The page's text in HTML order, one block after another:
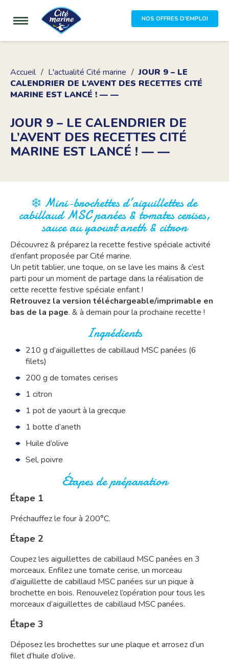
NOS OFFRES D'EMPLOI
Accueil L'actualité Cité marine
JOUR 9 – LE
CALENDRIER DE L’AVENT DES RECETTES CITÉ
MARINE EST LANCÉ ! — —
JOUR 9 – LE CALENDRIER DE
L’AVENT DES RECETTES CITÉ
MARINE EST LANCÉ ! — —
❄️ Mini-brochettes d’aiguillettes de
cabillaud MSC panées & tomates cerises,
sauce au yaourt aneth & citron
Découvrez & préparez la recette festive spéciale activité
d’enfant proposée par Cité marine.
Un petit tablier, une toque, on se lave les mains & c’est
parti pour un moment de partage dans la réalisation de
cette recette festive spéciale enfant !
Retrouvez la version téléchargeable/imprimable en
bas de la page. & à demain pour la prochaine recette !
Ingrédients
210 g d’aiguillettes de cabillaud MSC panées (6
filets)
200 g de tomates cerises
1 citron
1 pot de yaourt à la grecque
1 botte d’aneth
Huile d’olive
Sel, poivre
Étapes de préparation
Étape 1
Préchauffez le four à 200°C.
Étape 2
Coupez les aiguillettes de cabillaud MSC panées en 3
morceaux. Enfilez une tomate cerise, un morceau
d’aiguillette de cabillaud MSC panées sur un pique à
brochette en bois. Renouvelez l’opération pour tous les
morceaux d’aiguillettes de cabillaud MSC panées.
Étape 3
Déposez les brochettes sur une plaque et arrosez d’un
filet d’huile d’olive.